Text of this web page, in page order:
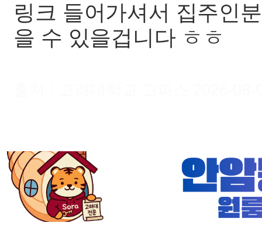
링크 들어가셔서 집주인
을 수 있을겁니다 ㅎㅎ